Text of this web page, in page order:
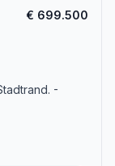
€ 699.500
-